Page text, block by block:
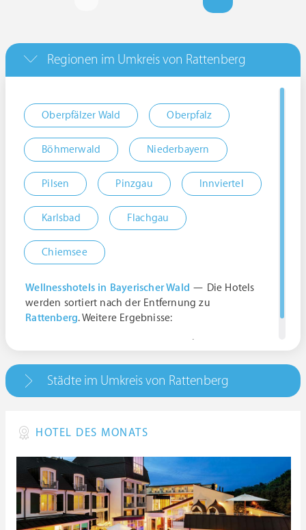
Regionen im Umkreis von Rattenberg
Oberpfälzer Wald Oberpfalz
Böhmerwald Niederbayern
Pilsen Pinzgau Innviertel
Karlsbad Flachgau
Chiemsee
Wellnesshotels in Bayerischer Wald — Die Hotels
werden sortiert nach der Entfernung zu
Rattenberg. Weitere Ergebnisse:
Städte im Umkreis von Rattenberg
HOTEL DES MONATS